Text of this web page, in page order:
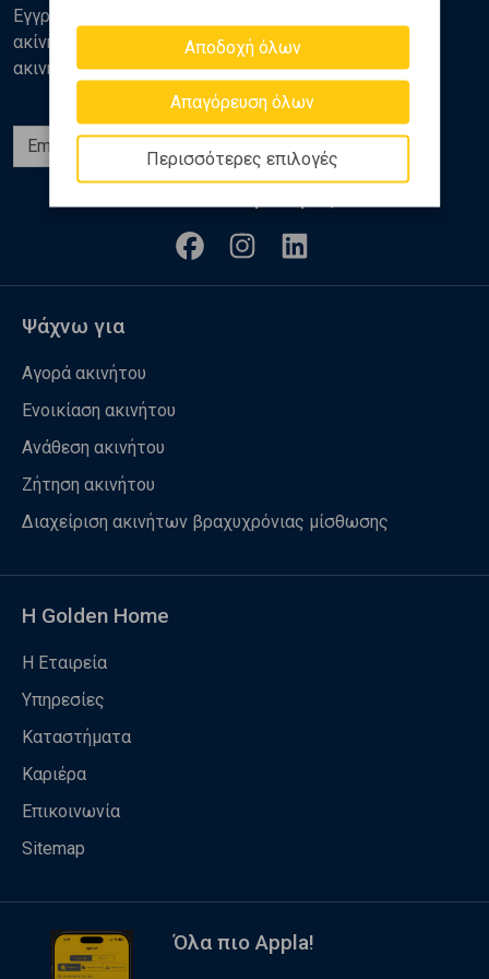
Αποδοχή όλων
Απαγόρευση όλων
Περισσότερες επιλογές
Εγγραφείτε στο newsletter της Golden Home για νέα
ακίνητα, αναλύσεις και διάφορα θέματα της αγοράς
ακινήτων
Ψάχνω για
Αγορά ακινήτου
Ενοικίαση ακινήτου
Ανάθεση ακινήτου
Ζήτηση ακινήτου
Διαχείριση ακινήτων βραχυχρόνιας μίσθωσης
Η Golden Home
Η Εταιρεία
Υπηρεσίες
Καταστήματα
Καριέρα
Επικοινωνία
Sitemap
Όλα πιο Appla!